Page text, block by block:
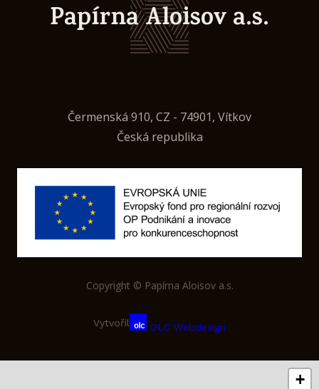
Papírna Aloisov a.s.
Čermenská 910, CZ - 74901, Vítkov
Česká republika
Copyright © Papírna Aloisov a.s.
Vytvořil OLC Webdesign
+